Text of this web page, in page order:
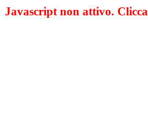
Javascript non attivo. Clicca